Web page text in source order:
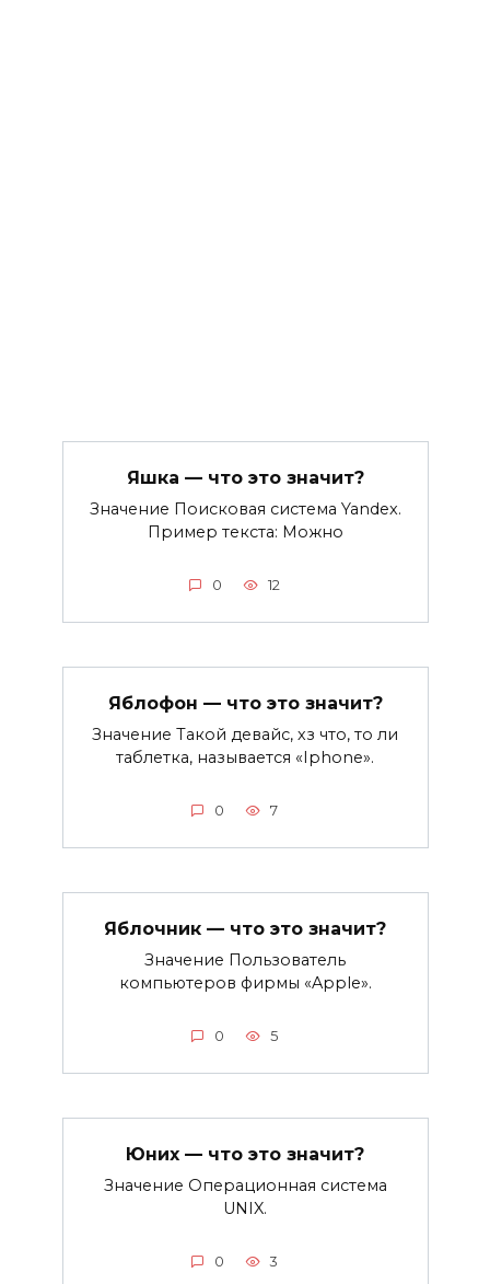
Яшка — что это значит?
Значение Поисковая система Yandex.
Пример текста: Можно
0 12
Яблофон — что это значит?
Значение Такой девайс, хз что, то ли
таблетка, называется «Iphone».
0 7
Яблочник — что это значит?
Значение Пользователь
компьютеров фирмы «Apple».
0 5
Юних — что это значит?
Значение Операционная система
UNIX.
0 3